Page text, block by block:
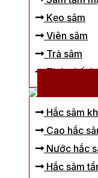
Kẹo sâm
Viên sâm
Trà sâm
Tinh chất
Hắc sâm
Cao hắc
Nước hắc
Hắc sâm